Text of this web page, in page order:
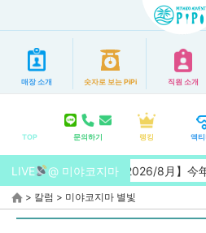
매장 소개 숫자로 보는 PiPi 직원 소개
TOP 문의하기 랭킹 액
LIVE @ 미야코지마
【2026/8月】今年はペル
> 칼럼 > 미야코지마 별빛